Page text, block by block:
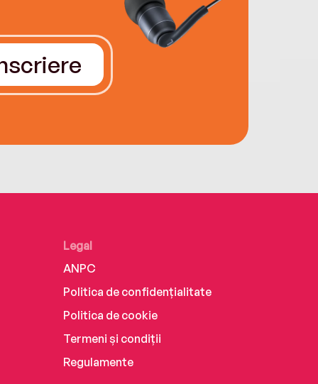
Legal
ANPC
Politica de confidențialitate
Politica de cookie
Termeni și condiții
Regulamente